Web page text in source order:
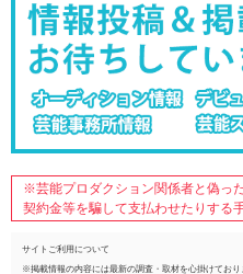
※芸能プロダクション関係者と偽っ
契約金等を騙して支払わせたりする
サイトご利用について
※掲載情報の内容には最新の調査・取材を心掛けてお